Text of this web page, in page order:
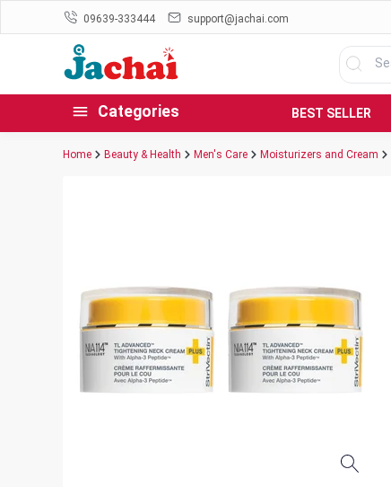
09639-333444 support@jachai.com
Categories BEST SELLER
Home Beauty & Health Men's Care Moisturizers and Cream